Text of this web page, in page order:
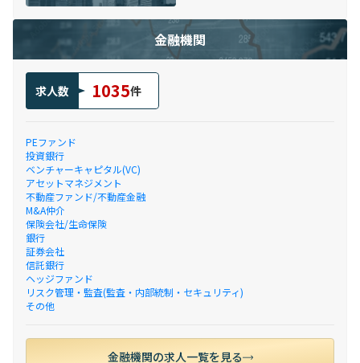
金融機関
求人数 1035件
PEファンド
投資銀行
ベンチャーキャピタル(VC)
アセットマネジメント
不動産ファンド/不動産金融
M&A仲介
保険会社/生命保険
銀行
証券会社
信託銀行
ヘッジファンド
リスク管理・監査(監査・内部統制・セキュリティ)
その他
金融機関の求人一覧を見る